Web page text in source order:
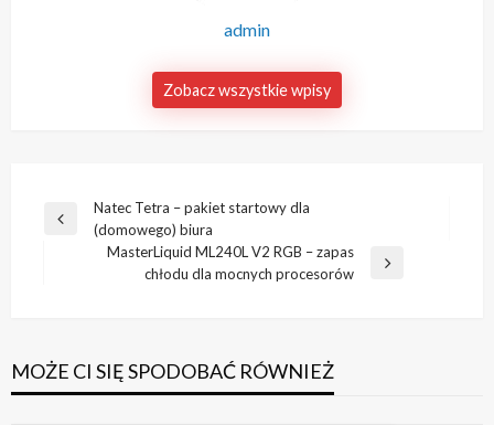
admin
Zobacz wszystkie wpisy
Nawigacja
wpisu
Poprzedni
Natec Tetra – pakiet startowy dla
(domowego) biura
MasterLiquid ML240L V2 RGB – zapas
chłodu dla mocnych procesorów
MOŻE CI SIĘ SPODOBAĆ RÓWNIEŻ